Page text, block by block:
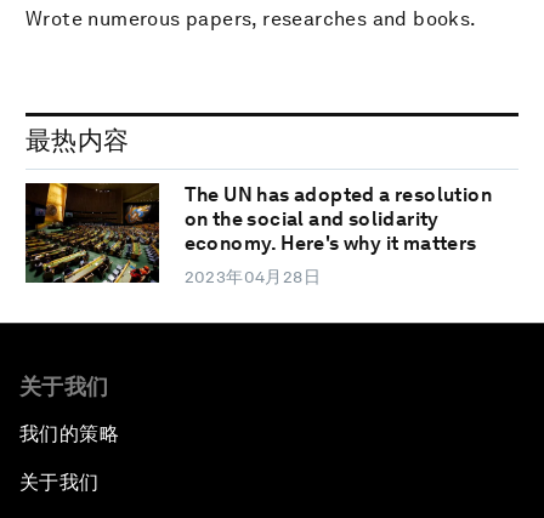
Wrote numerous papers, researches and books.
最热内容
The UN has adopted a resolution
on the social and solidarity
economy. Here's why it matters
2023年04月28日
关于我们
我们的策略
关于我们